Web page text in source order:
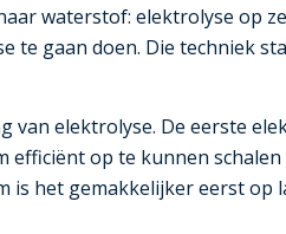
waterstof: elektrolyse op
te gaan doen. Die techniek
van elektrolyse. De eerste
efficiënt op te kunnen
is het gemakkelijker eerst op